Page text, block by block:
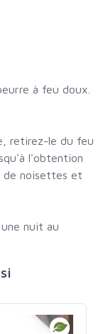
à feu doux.
retirez-le du feu
l'obtention
de noisettes et
nuit au